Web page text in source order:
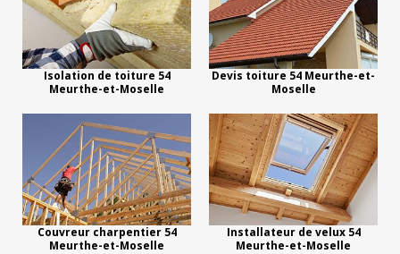
Isolation de toiture 54
Meurthe-et-Moselle
Devis toiture 54 Meurthe-et-
Moselle
Couvreur charpentier 54
Meurthe-et-Moselle
Installateur de velux 54
Meurthe-et-Moselle